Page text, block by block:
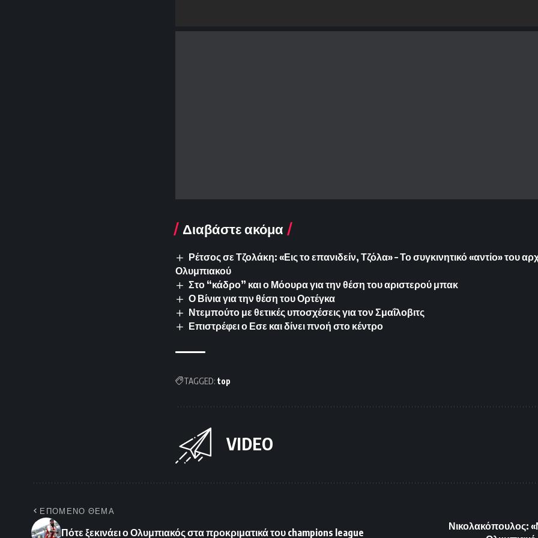
Διαβάστε ακόμα
Ρέτσος σε Τζολάκη: «Εις το επανιδείν, Τζόλα» – Το συγκινητικό «αντίο» του
Ολυμπιακού
Στο “κάδρο” και ο Μόουρα για την θέση του αριστερού μπακ
Ο Βίνια για την θέση του Ορτέγκα
Ντεμπούτο με θετικές υποσχέσεις για τον Σμαΐλοβιτς
Επιστρέφει ο Εσε και δίνει πνοή στο κέντρο
TAGGED: top
VIDEO
ΕΠΟΜΕΝΟ ΘΕΜΑ
Πότε ξεκινάει ο Ολυμπιακός στα προκριματικά του champions league
Νικολακόπουλος: